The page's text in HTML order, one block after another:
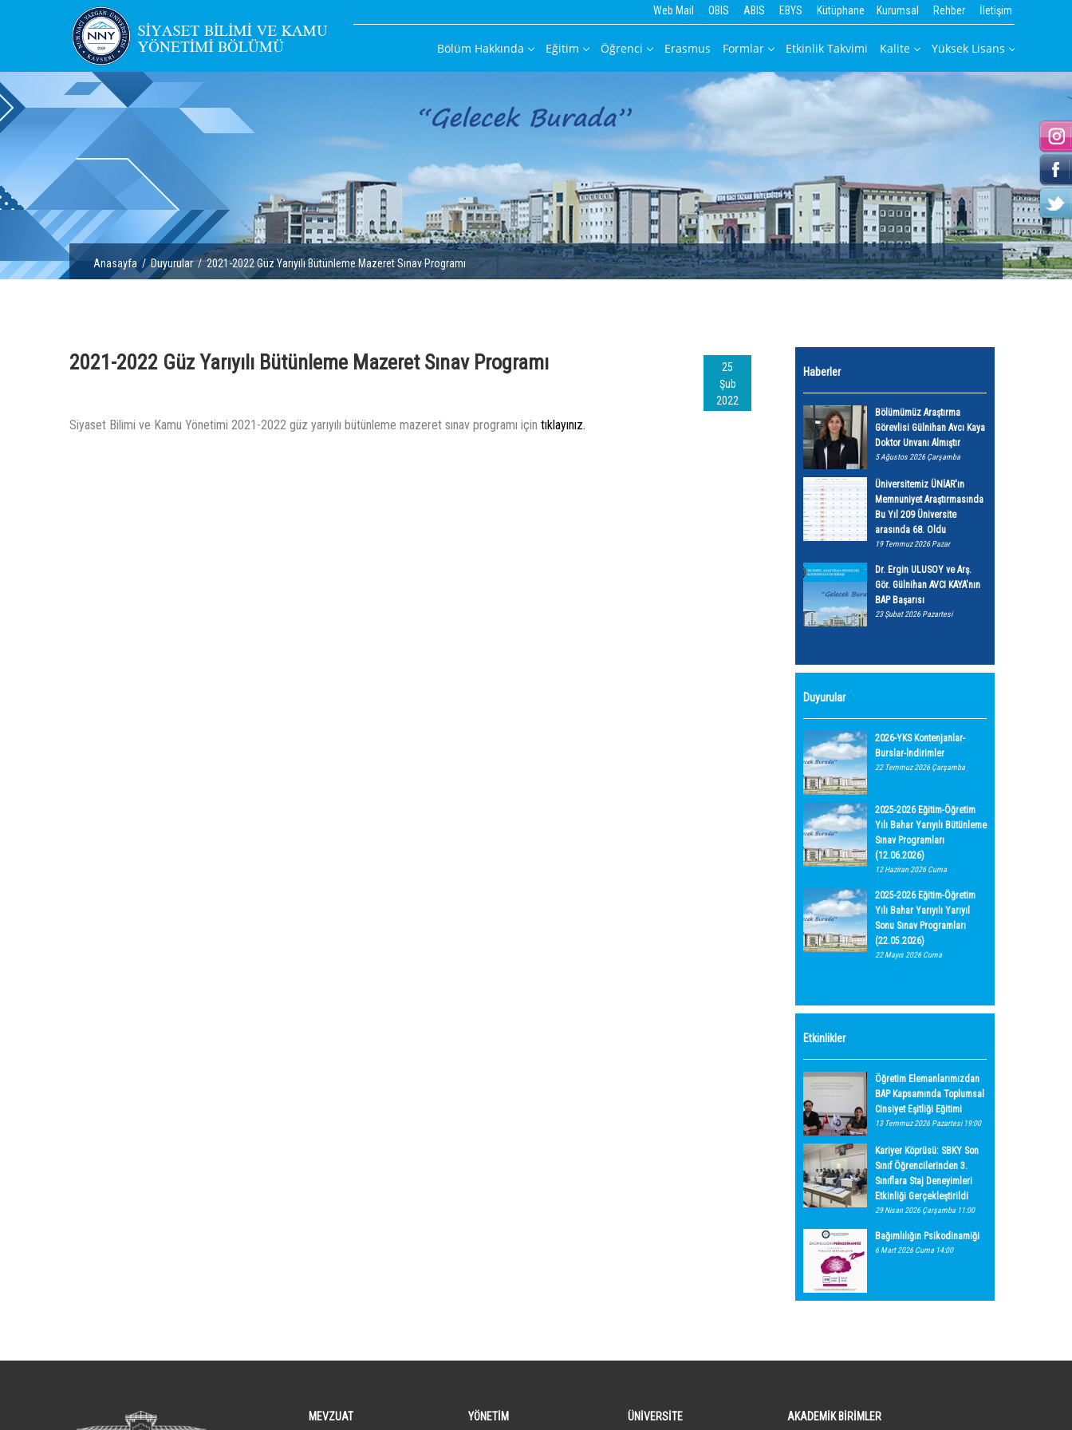
Web Mail OBIS ABIS EBYS Kütüphane Kurumsal Rehber İletişim
Bölüm Hakkında Eğitim Öğrenci Erasmus Formlar Etkinlik Takvimi Kalite Yüksek Lisans
Anasayfa /Duyurular/ 2021-2022 Güz Yarıyılı Bütünleme Mazeret Sınav Programı
25
Şub
2022
2021-2022 Güz Yarıyılı Bütünleme Mazeret Sınav Programı
Siyaset Bilimi ve Kamu Yönetimi 2021-2022 güz yarıyılı bütünleme mazeret sınav programı için tıklayınız.
Haberler
Bölümümüz Araştırma
Görevlisi Gülnihan Avcı Kaya
Doktor Unvanı Almıştır
5 Ağustos 2026 Çarşamba
Üniversitemiz ÜNİAR'ın
Memnuniyet Araştırmasında
Bu Yıl 209 Üniversite
arasında 68. Oldu
19 Temmuz 2026 Pazar
Dr. Ergin ULUSOY ve Arş.
Gör. Gülnihan AVCI KAYA'nın
BAP Başarısı
23 Şubat 2026 Pazartesi
Duyurular
2026-YKS Kontenjanlar-
Burslar-İndirimler
22 Temmuz 2026 Çarşamba
2025-2026 Eğitim-Öğretim
Yılı Bahar Yarıyılı Bütünleme
Sınav Programları
(12.06.2026)
12 Haziran 2026 Cuma
2025-2026 Eğitim-Öğretim
Yılı Bahar Yarıyılı Yarıyıl
Sonu Sınav Programları
(22.05.2026)
22 Mayıs 2026 Cuma
Etkinlikler
Öğretim Elemanlarımızdan
BAP Kapsamında Toplumsal
Cinsiyet Eşitliği Eğitimi
13 Temmuz 2026 Pazartesi 19:00
Kariyer Köprüsü: SBKY Son
Sınıf Öğrencilerinden 3.
Sınıflara Staj Deneyimleri
Etkinliği Gerçekleştirildi
29 Nisan 2026 Çarşamba 11:00
Bağımlılığın Psikodinamiği
6 Mart 2026 Cuma 14:00
MEVZUAT YÖNETİM ÜNİVERSİTE AKADEMİK BİRİMLER